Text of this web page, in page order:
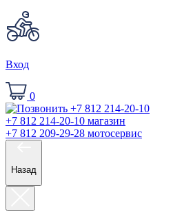
Вход
0
+7 812 214-20-10 магазин
+7 812 209-29-28 мотосервис
Назад